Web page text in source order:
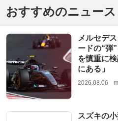
おすすめのニュース
メルセデ
ードの“弾
を慎重に
にある」
2026.08.06
スズキの